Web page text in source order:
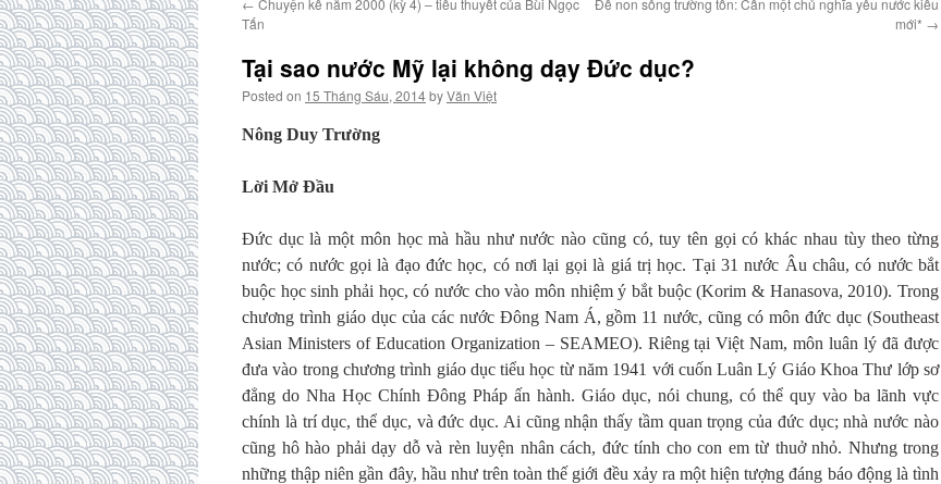
← Chuyện kể năm 2000 (kỳ 4) – tiểu thuyết của Bùi Ngọc
Tấn
Để non sông trường tồn: Cần một chủ nghĩa yêu nước kiểu
mới* →
Tại sao nước Mỹ lại không dạy Đức dục?
Posted on 15 Tháng Sáu, 2014byVăn Việt
Nông Duy Trường
Lời Mở Đầu
Đức dục là một môn học mà hầu như nước nào cũng có, tuy tên gọi có khác nhau tùy theo từng
nước; có nước gọi là đạo đức học, có nơi lại gọi là giá trị học. Tại 31 nước Âu châu, có nước bắt
buộc học sinh phải học, có nước cho vào môn nhiệm ý bắt buộc (Korim & Hanasova, 2010). Trong
chương trình giáo dục của các nước Đông Nam Á, gồm 11 nước, cũng có môn đức dục (Southeast
Asian Ministers of Education Organization – SEAMEO). Riêng tại Việt Nam, môn luân lý đã được
đưa vào trong chương trình giáo dục tiểu học từ năm 1941 với cuốn Luân Lý Giáo Khoa Thư lớp sơ
đẳng do Nha Học Chính Đông Pháp ấn hành. Giáo dục, nói chung, có thể quy vào ba lãnh vực
chính là trí dục, thể dục, và đức dục. Ai cũng nhận thấy tầm quan trọng của đức dục; nhà nước nào
cũng hô hào phải dạy dỗ và rèn luyện nhân cách, đức tính cho con em từ thuở nhỏ. Nhưng trong
những thập niên gần đây, hầu như trên toàn thế giới đều xảy ra một hiện tượng đáng báo động là tình